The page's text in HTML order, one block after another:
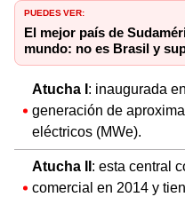
PUEDES VER:
El mejor país de
mundo: no es Brasil y
Atucha I: inaugurada
generación de
eléctricos (MWe).
Atucha II: esta central
comercial en 2014 y